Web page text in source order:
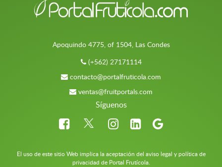
Apoquindo 4775, of 1504, Las Condes
(+562) 27171114
contacto@portalfruticola.com
ventas@fruitportals.com
Síguenos
El uso de este sitio Web implica la aceptación del aviso legal y política de
privacidad de Portal Frutícola.